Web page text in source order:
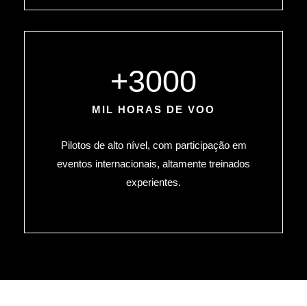
MIL HORAS DE VOO
+3000
Pilotos de alto nível, com participação em
eventos internacionais, altamente treinados
experientes.